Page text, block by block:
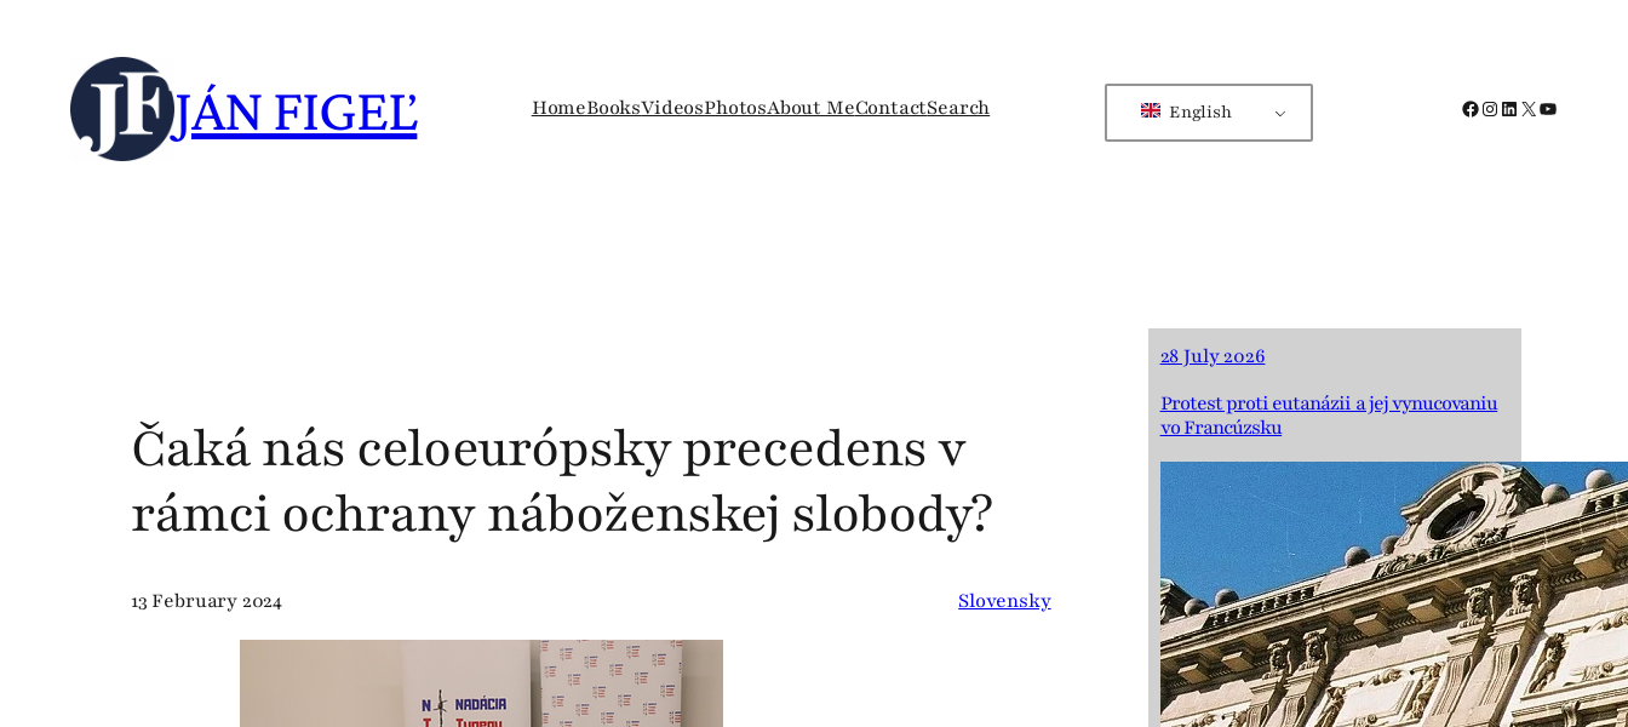
content
JÁN FIGEĽ HomeBooksVideosPhotosAbout MeContactSearch English Facebook
Instagram
LinkedIn
X YouTube
Čaká nás celoeurópsky precedens v
rámci ochrany náboženskej slobody?
13 February 2024 Slovensky
28 July 2026
Protest proti eutanázii a jej vynucovaniu
vo Francúzsku